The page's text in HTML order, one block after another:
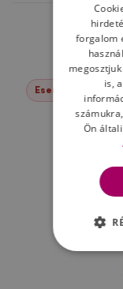
Események -22%
forgalom
is,
Ön